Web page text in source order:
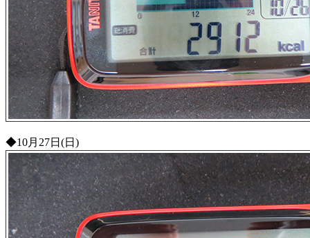
◆10月27日(日)